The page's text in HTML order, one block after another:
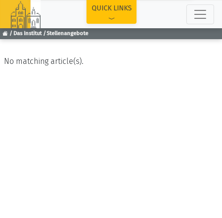
Das Institut Stellenangebote
QUICK LINKS
No matching article(s).